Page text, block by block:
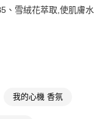
付方式。 讓您購物簡單
、雪絨花萃取,使肌膚水
我的心機 香氛